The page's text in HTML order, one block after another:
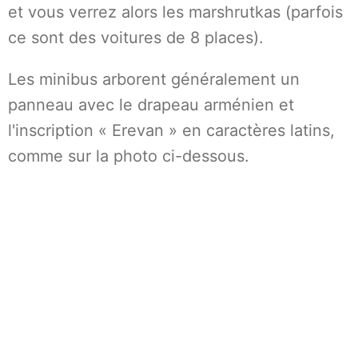
et vous verrez alors les marshrutkas (parfois
ce sont des voitures de 8 places).
Les minibus arborent généralement un
panneau avec le drapeau arménien et
l'inscription « Erevan » en caractères latins,
comme sur la photo ci-dessous.